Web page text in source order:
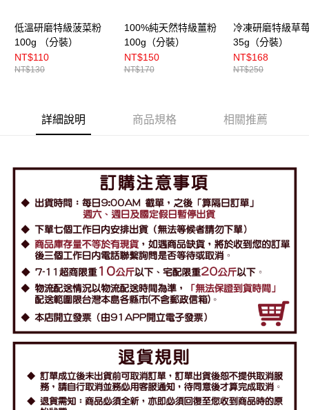
低溫研磨特級菠菜粉
100g （分裝）
NT$110
NT$130
100%純天然特級薑粉
100g（分裝）
NT$150
NT$170
冷凍研磨特級草
35g（分裝）
NT$168
NT$250
詳細說明 商品規格 相關推薦